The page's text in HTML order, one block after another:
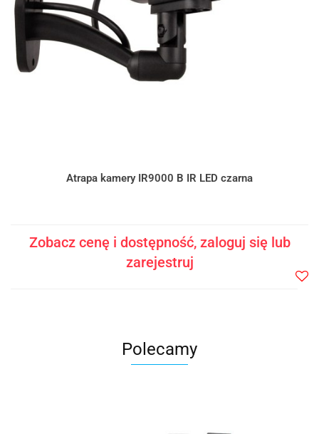
Atrapa kamery IR9000 B IR LED czarna
Zobacz cenę i dostępność, zaloguj się lub
zarejestruj
Polecamy